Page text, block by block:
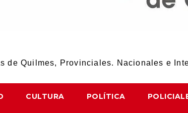
de Quilmes, Provinciales. Nacionales e
CULTURA POLÍTICA